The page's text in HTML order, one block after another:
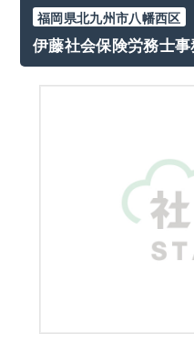
福岡県北九州市八幡西区
伊藤社会保険労務士